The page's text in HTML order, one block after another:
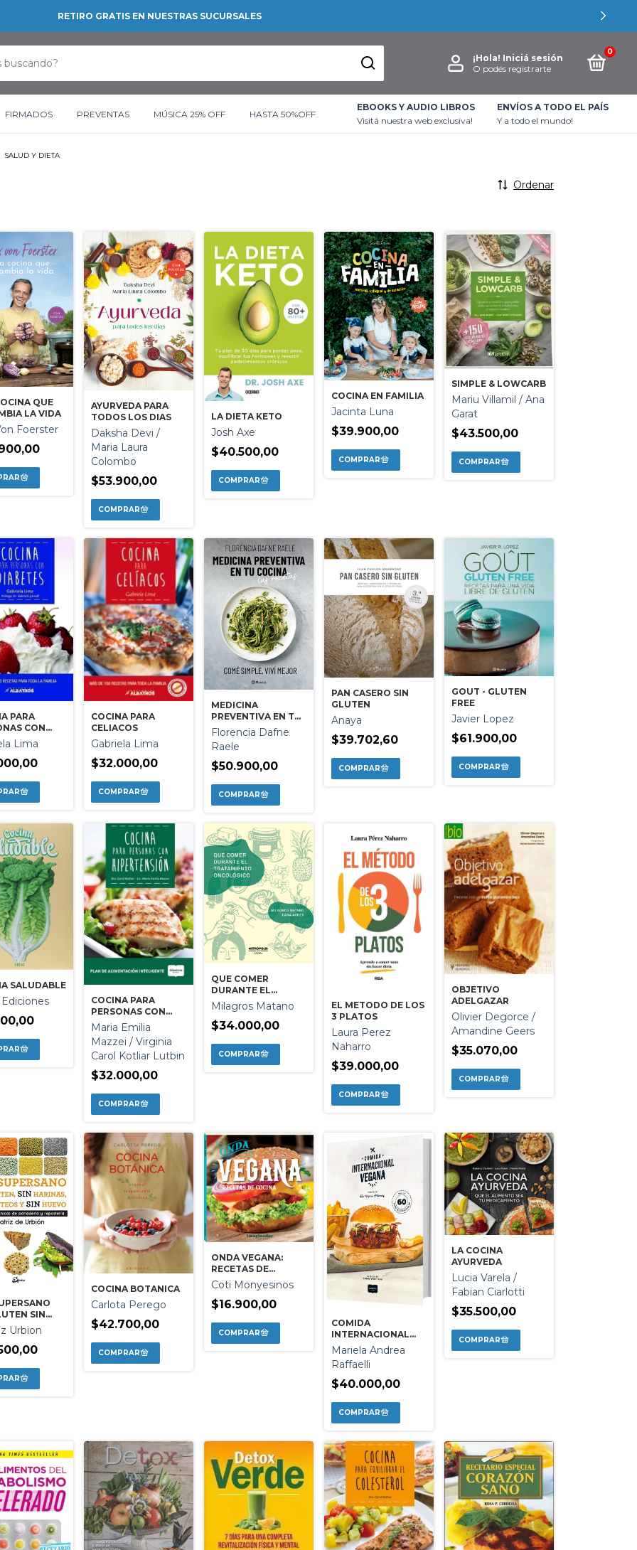
RETIRO GRATIS EN NUESTRAS SUCURSALES
¡Hola! Iniciá sesión
O podés registrarte
0
FIRMADOS PREVENTAS MÚSICA 25% OFF HASTA 50%OFF
EBOOKS Y AUDIO LIBROS
Visitá nuestra web exclusiva!
ENVÍOS A TODO EL PAÍS
Y a todo el mundo!
SALUD Y DIETA
Ordenar
QUE
LA VIDA
Foerster
AYURVEDA PARA
TODOS LOS DIAS
Daksha Devi /
Maria Laura
Colombo
$53.900,00
LA DIETA KETO
Josh Axe
$40.500,00
COCINA EN FAMILIA
Jacinta Luna
$39.900,00
SIMPLE & LOWCARB
Mariu Villamil / Ana
Garat
$43.500,00
PARA
CON
Lima
COCINA PARA
CELIACOS
Gabriela Lima
$32.000,00
MEDICINA
PREVENTIVA EN TU
COCINA. LAS
RECETAS
Florencia Dafne
Raele
$50.900,00
PAN CASERO SIN
GLUTEN
Anaya
$39.702,60
GOUT - GLUTEN
FREE
Javier Lopez
$61.900,00
SALUDABLE
COCINA PARA
PERSONAS CON
HIPERTENSION
Maria Emilia
Mazzei / Virginia
Carol Kotliar Lutbin
$32.000,00
QUE COMER
DURANTE EL
TRATAMIENTO
ONCOLOGICO
Milagros Matano
$34.000,00
EL METODO DE LOS
3 PLATOS
Laura Perez
Naharro
$39.000,00
OBJETIVO
ADELGAZAR
Olivier Degorce /
Amandine Geers
$35.070,00
SIN
SIN
Y SIN
Urbion
COCINA BOTANICA
Carlota Perego
$42.700,00
ONDA VEGANA:
RECETAS DE
COCINA
Coti Monyesinos
$16.900,00
COMIDA
INTERNACIONAL
VEGANA
Mariela Andrea
Raffaelli
$40.000,00
LA COCINA
AYURVEDA
Lucia Varela /
Fabian Ciarlotti
$35.500,00